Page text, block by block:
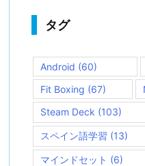
タグ
Android (60)
Fit Boxing (67)
Steam Deck (103)
スペイン語学習 (13)
マインドセット (6)